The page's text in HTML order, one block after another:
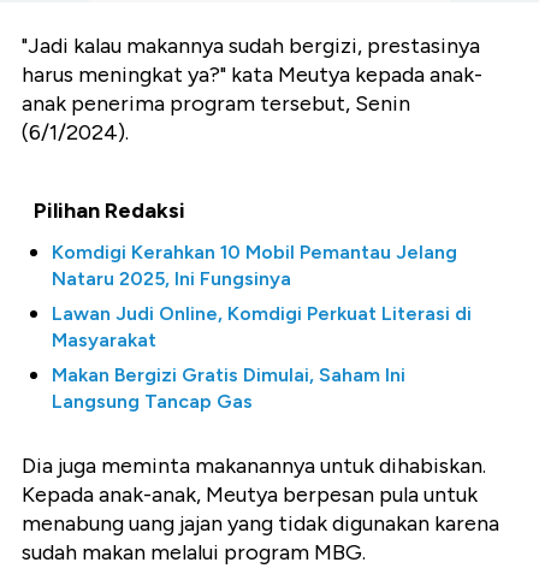
"Jadi kalau makannya sudah bergizi, prestasinya
harus meningkat ya?" kata Meutya kepada anak-
anak penerima program tersebut, Senin
(6/1/2024).
Pilihan Redaksi
Komdigi Kerahkan 10 Mobil Pemantau Jelang
Nataru 2025, Ini Fungsinya
Lawan Judi Online, Komdigi Perkuat Literasi di
Masyarakat
Makan Bergizi Gratis Dimulai, Saham Ini
Langsung Tancap Gas
Dia juga meminta makanannya untuk dihabiskan.
Kepada anak-anak, Meutya berpesan pula untuk
menabung uang jajan yang tidak digunakan karena
sudah makan melalui program MBG.